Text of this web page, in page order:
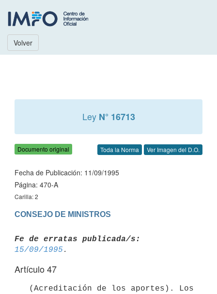
Volver
Ley N° 16713
Documento original Toda la Norma Ver Imagen del D.O.
Fecha de Publicación: 11/09/1995
Página: 470-A
Carilla: 2
Fe de erratas publicada/s:
15/09/1995
Artículo 47